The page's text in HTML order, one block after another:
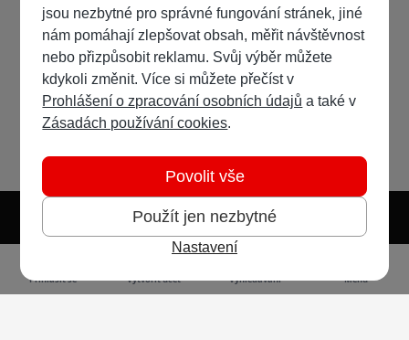
Světlý režim Předvolba systému
Přihlásit se Vytvořit účet Vyhledávání Menu
jsou nezbytné pro správné fungování stránek, jiné
nám pomáhají zlepšovat obsah, měřit návštěvnost
nebo přizpůsobit reklamu. Svůj výběr můžete
kdykoli změnit. Více si můžete přečíst v
Prohlášení o zpracování osobních údajů a také v
Zásadách používání cookies.
Použít jen nezbytné
Povolit vše
Nastavení